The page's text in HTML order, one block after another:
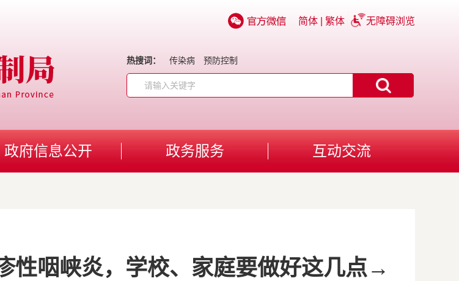
简体 繁体 无障碍浏览
热搜词： 传染病 预防控制
政府信息公开 政务服务 互动交流
性咽峡炎，学校、家庭要做好这几点→